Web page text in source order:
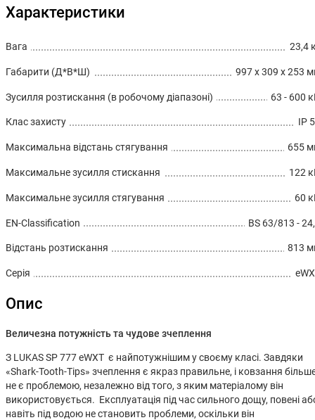
Характеристики
Вага 23,4
Габарити (Д*В*Ш) 997 x 309 x 253
Зусилля розтискання (в робочому діапазоні) 63 - 600
Клас захисту IP
Максимальна відстань стягування 655
Максимальне зусилля стискання 122
Максимальне зусилля стягування 60
EN-Classification BS 63/813 -
Відстань розтискання 813
Серія
Опис
Величезна потужність та чудове зчеплення
З LUKAS SP 777 eWXT є найпотужнішим у своєму класі. Завдяки
«Shark-Tooth-Tips» зчеплення є якраз правильне, і ковзання
не є проблемою, незалежно від того, з яким матеріалому він
використовується. Експлуатація під час сильного дощу, повені
навіть під водою не становить проблеми, оскільки він